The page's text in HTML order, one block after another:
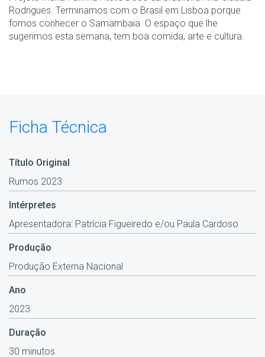
Rodrigues. Terminamos com o Brasil em Lisboa porque
fomos conhecer o Samambaia. O espaço que lhe
sugerimos esta semana, tem boa comida, arte e cultura.
Ficha Técnica
Título Original
Rumos 2023
Intérpretes
Apresentadora: Patrícia Figueiredo e/ou Paula Cardoso
Produção
Produção Externa Nacional
Ano
2023
Duração
30 minutos